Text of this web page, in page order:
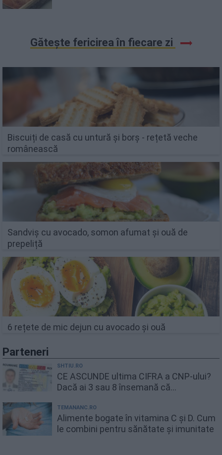
Gătește fericirea în fiecare zi
Biscuiți de casă cu untură și borș - rețetă veche
românească
Sandviș cu avocado, somon afumat și ouă de
prepeliță
6 rețete de mic dejun cu avocado și ouă
Parteneri
SHTIU.RO
CE ASCUNDE ultima CIFRA a CNP-ului?
Dacă ai 3 sau 8 însemană că...
TEMANANC.RO
Alimente bogate în vitamina C și D. Cum
le combini pentru sănătate și imunitate